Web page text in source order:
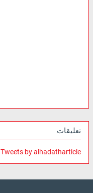
تعليقات
Tweets by alhadatharticle